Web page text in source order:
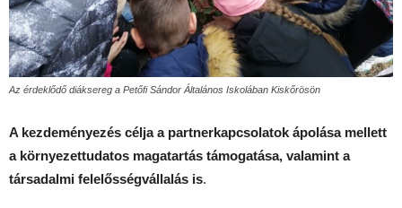
Az érdeklődő diáksereg a Petőfi Sándor Általános Iskolában Kiskőrösön
A kezdeményezés célja a partnerkapcsolatok ápolása mellett
a környezettudatos magatartás támogatása, valamint a
társadalmi felelősségvállalás is.